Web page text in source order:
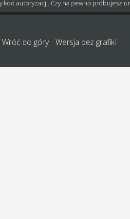
kod autoryzacji. Czy na pewno próbujesz
Wróć do góry Wersja bez grafiki